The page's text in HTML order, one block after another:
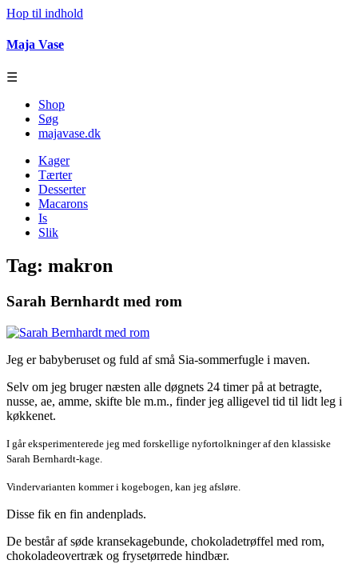
Hop til indhold
Maja Vase
☰
Shop
Søg
majavase.dk
Kager
Tærter
Desserter
Macarons
Is
Slik
Tag: makron
Sarah Bernhardt med rom
Jeg er babyberuset og fuld af små Sia-sommerfugle i maven.
Selv om jeg bruger næsten alle døgnets 24 timer på at betragte,
nusse, ae, amme, skifte ble m.m., finder jeg alligevel tid til lidt leg i
køkkenet.
I går eksperimenterede jeg med forskellige nyfortolkninger af den klassiske
Sarah Bernhardt-kage.
Vindervarianten kommer i kogebogen, kan jeg afsløre.
Disse fik en fin andenplads.
De består af søde kransekagebunde, chokoladetrøffel med rom,
chokoladeovertræk og frysetørrede hindbær.